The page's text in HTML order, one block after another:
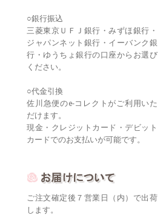
○銀行振込
三菱東京ＵＦＪ銀行・みずほ銀行・
ジャパンネット銀行・イーバンク銀
行・ゆうちょ銀行の口座からお選び
ください。
○代金引換
佐川急便のe-コレクトがご利用いた
だけます。
現金・クレジットカード・デビット
カードでのお支払いが可能です。
ご注文確定後７営業日（内）で出荷
します。